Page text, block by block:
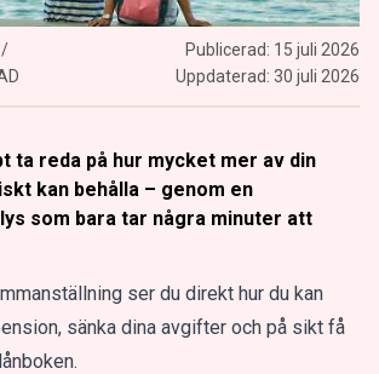
/
Publicerad: 15 juli 2026
Uppdaterad: 30 juli 2026
ta reda på hur mycket mer av din
kan behålla – genom en
som bara tar några minuter att
ser du direkt hur du kan
sänka dina avgifter och på sikt få